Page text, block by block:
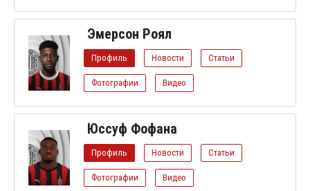
Эмерсон Роял
Профиль Новости Статьи
Фотографии Видео
Юссуф Фофана
Профиль Новости Статьи
Фотографии Видео